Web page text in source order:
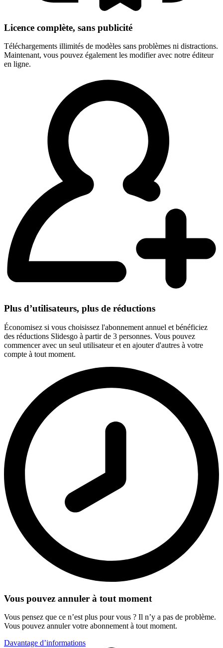
Licence complète, sans publicité
Téléchargements illimités de modèles sans problèmes ni distractions.
Maintenant, vous pouvez également les modifier avec notre éditeur
en ligne.
Plus d’utilisateurs, plus de réductions
Économisez si vous choisissez l'abonnement annuel et bénéficiez
des réductions Slidesgo à partir de 3 personnes. Vous pouvez
commencer avec un seul utilisateur et en ajouter d'autres à votre
compte à tout moment.
Vous pouvez annuler à tout moment
Vous pensez que ce n’est plus pour vous ? Il n’y a pas de problème.
Vous pouvez annuler votre abonnement à tout moment.
Davantage d’informations